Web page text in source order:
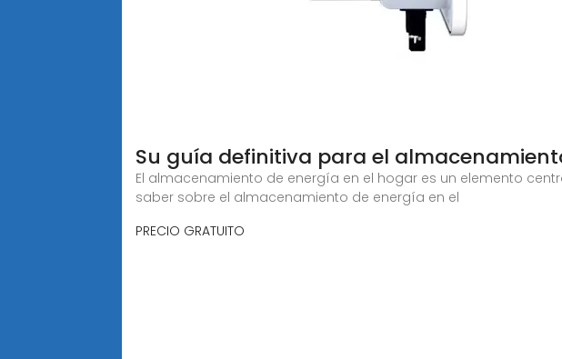
Su guía definitiva para el
El almacenamiento de energía en el hogar es un elemento
saber sobre el almacenamiento de energía en el
PRECIO GRATUITO